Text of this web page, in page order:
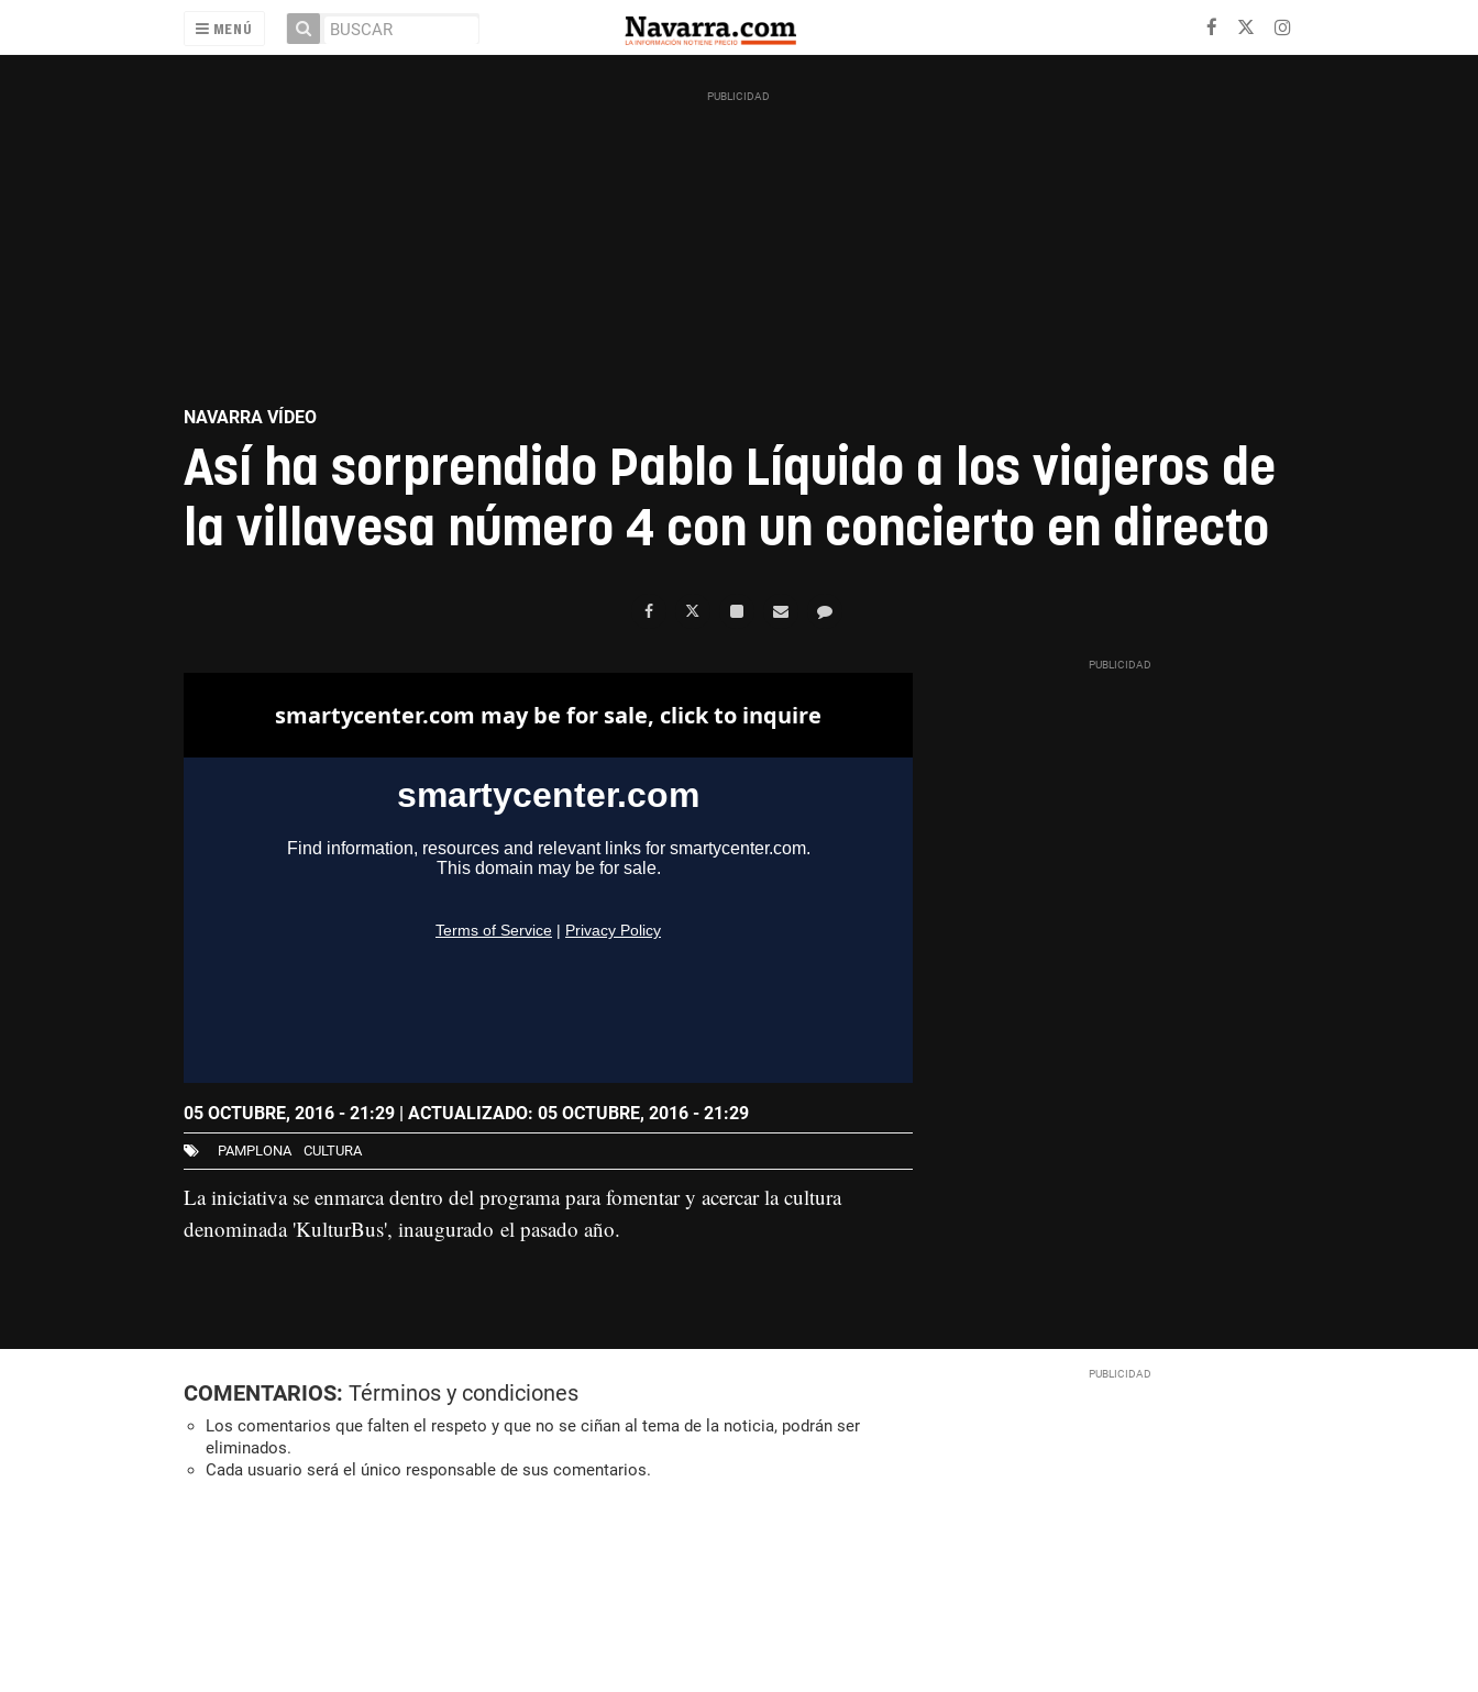
MENÚ
NAVARRA VÍDEO
Así ha sorprendido Pablo Líquido a los viajeros de
la villavesa número 4 con un concierto en directo
05 OCTUBRE, 2016 - 21:29| ACTUALIZADO: 05 OCTUBRE, 2016 - 21:29
PAMPLONA CULTURA
La iniciativa se enmarca dentro del programa para fomentar y acercar la cultura
denominada 'KulturBus', inaugurado el pasado año.
COMENTARIOS: Términos y condiciones
Los comentarios que falten el respeto y que no se ciñan al tema de la noticia, podrán ser
eliminados.
Cada usuario será el único responsable de sus comentarios.